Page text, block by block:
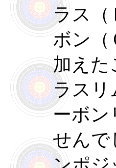
ラス
ボン（
加えた
ラス
ーボン
せんで